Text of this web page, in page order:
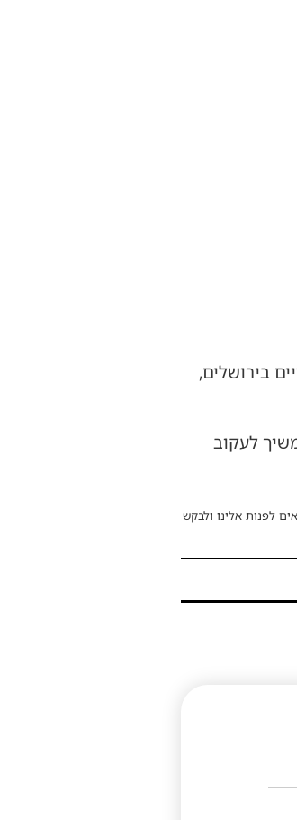
בירושלים,
לעקוב
לפנות אלינו ולבקש